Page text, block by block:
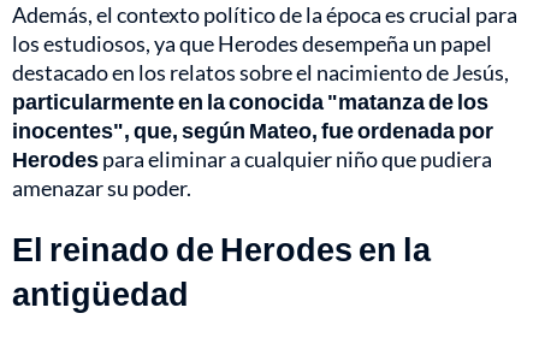
Además, el contexto político de la época es crucial para
los estudiosos, ya que Herodes desempeña un papel
destacado en los relatos sobre el nacimiento de Jesús,
particularmente en la conocida "matanza de los
inocentes", que, según Mateo, fue ordenada por
Herodespara eliminar a cualquier niño que pudiera
amenazar su poder.
El reinado de Herodes en la
antigüedad